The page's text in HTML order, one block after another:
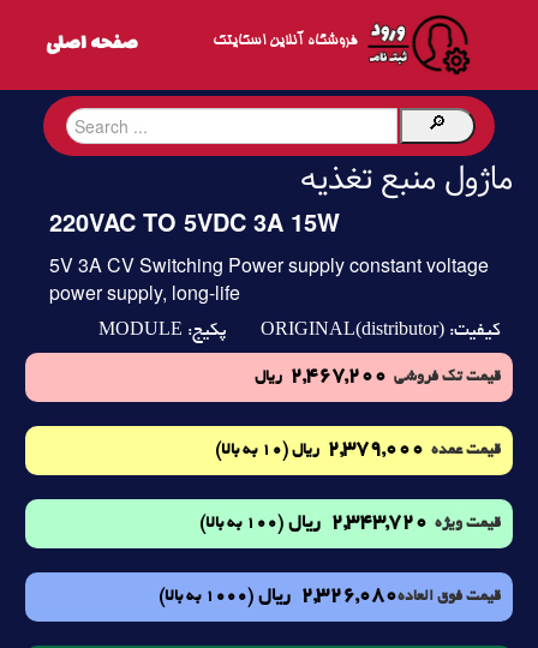
فروشگاه آنلاین اسکایتک
ماژول منبع تغذیه
220VAC TO 5VDC 3A 15W
5V 3A CV Switching Power supply constant voltage
power supply, long-life
کیفیت: ORIGINAL(distributor) پکیج: MODULE
قیمت تک فروشی 2,467,200 ریال
قیمت عمده 2,379,000 ریال (10 به بالا)
قیمت ویژه 2,343,720 ریال (100 به بالا)
قیمت فوق العاده2,326,080 ریال (1000 به بالا)